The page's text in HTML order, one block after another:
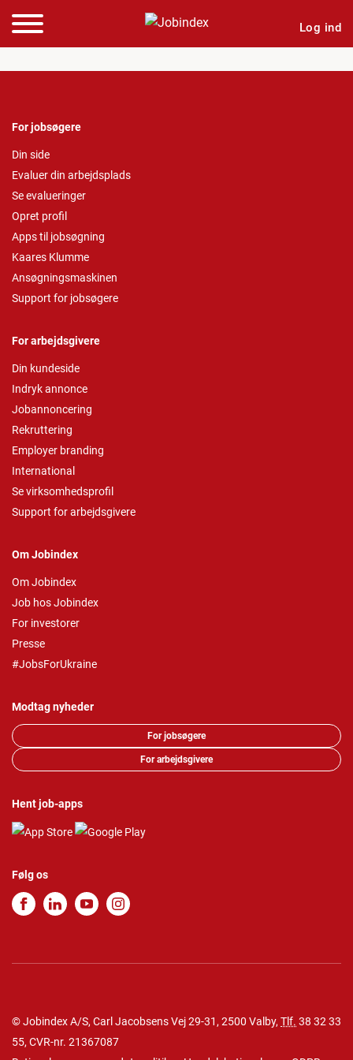
Log ind
For jobsøgere
Din side
Evaluer din arbejdsplads
Se evalueringer
Opret profil
Apps til jobsøgning
Kaares Klumme
Ansøgningsmaskinen
Support for jobsøgere
For arbejdsgivere
Din kundeside
Indryk annonce
Jobannoncering
Rekruttering
Employer branding
International
Se virksomhedsprofil
Support for arbejdsgivere
Om Jobindex
Om Jobindex
Job hos Jobindex
For investorer
Presse
#JobsForUkraine
Modtag nyheder
For jobsøgere
For arbejdsgivere
Hent job-apps
Følg os
© Jobindex A/S, Carl Jacobsens Vej 29-31, 2500 Valby, Tlf. 38 32 33
55, CVR-nr. 21367087